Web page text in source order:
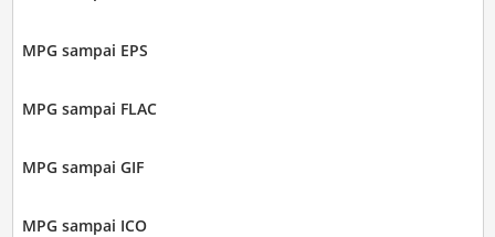
MPG sampai EPS
MPG sampai FLAC
MPG sampai GIF
MPG sampai ICO